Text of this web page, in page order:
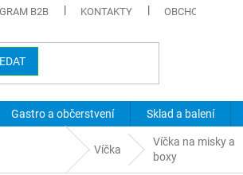
B2B KONTAKTY OBCHODNÍ
Gastro a občerstvení Sklad a balení
Víčka
Víčka na misky a
boxy